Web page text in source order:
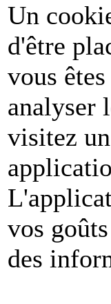
Un
d'être
vous
analyser
visitez
vos
des